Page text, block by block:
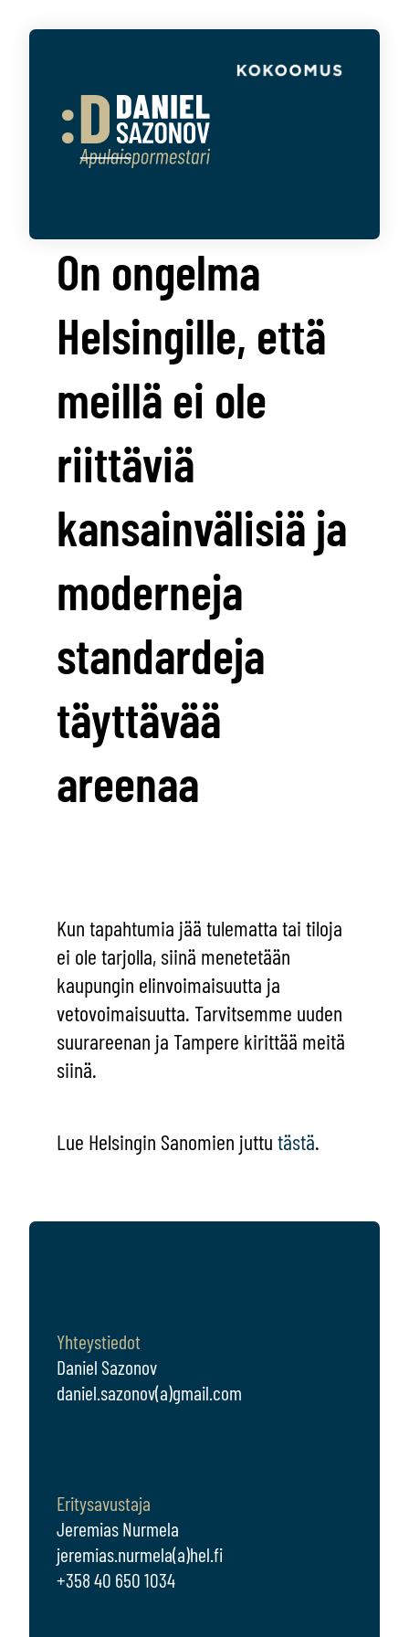
On ongelma
Helsingille, että
meillä ei ole
riittäviä
kansainvälisiä ja
moderneja
standardeja
täyttävää
areenaa
Kun tapahtumia jää tulematta tai tiloja
ei ole tarjolla, siinä menetetään
kaupungin elinvoimaisuutta ja
vetovoimaisuutta. Tarvitsemme uuden
suurareenan ja Tampere kirittää meitä
siinä.
Lue Helsingin Sanomien juttu tästä.
Yhteystiedot
Daniel Sazonov
daniel.sazonov(a)gmail.com
Eritysavustaja
Jeremias Nurmela
jeremias.nurmela(a)hel.fi
+358 40 650 1034